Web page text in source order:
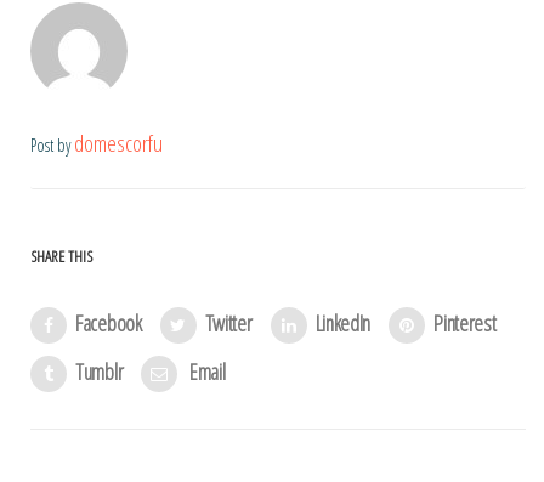
Post bydomescorfu
SHARE THIS
Facebook Twitter LinkedIn
Pinterest
Tumblr
Email